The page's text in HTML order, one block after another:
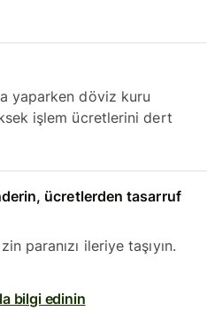
yaparken döviz kuru
işlem ücretlerini dert
ücretlerden tasarruf
paranızı ileriye taşıyın.
bilgi edinin